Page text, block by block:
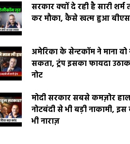
सरकार क्यों दे रही है सारी
कर मौका, कैसे खत्म हुआ
अमेरिका के सेन्टकॉम ने माना वो
सकता, ट्रंप इसका फायदा
नोट
मोदी सरकार सबसे कमज़ोर
नोटबंदी से भी बड़ी नाकामी, इस
भी नाराज़